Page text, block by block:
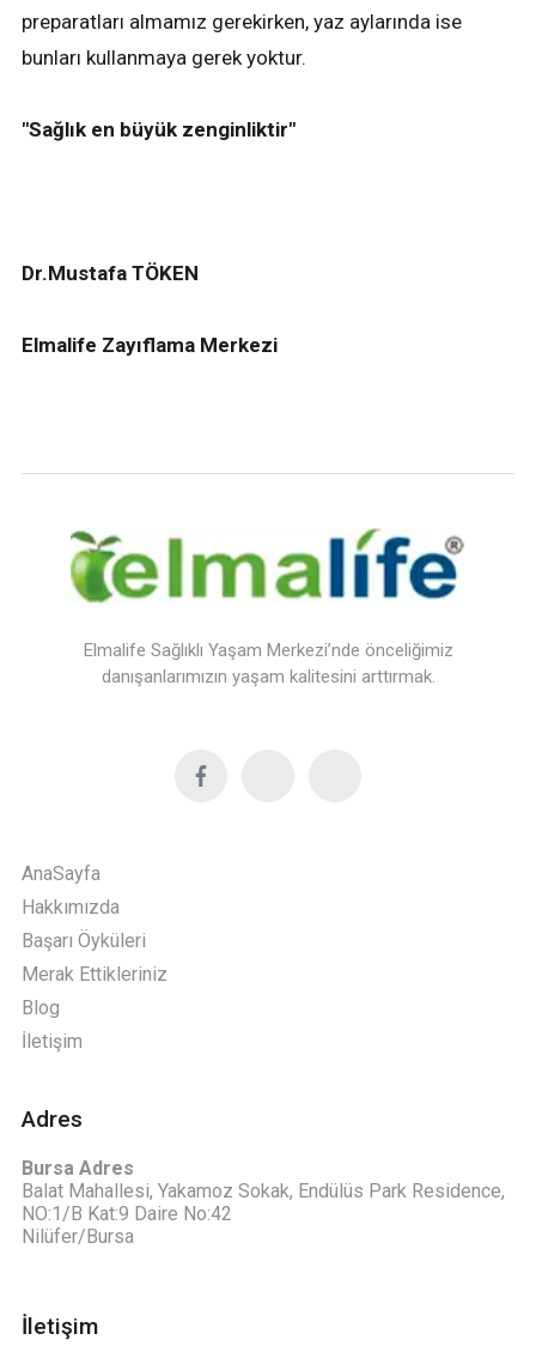
preparatları almamız gerekirken, yaz aylarında ise
bunları kullanmaya gerek yoktur.
"Sağlık en büyük zenginliktir"
Dr.Mustafa TÖKEN
Elmalife Zayıflama Merkezi
Elmalife Sağlıklı Yaşam Merkezi’nde önceliğimiz
danışanlarımızın yaşam kalitesini arttırmak.
AnaSayfa
Hakkımızda
Başarı Öyküleri
Merak Ettikleriniz
Blog
İletişim
Adres
Bursa Adres
Balat Mahallesi, Yakamoz Sokak, Endülüs Park Residence,
NO:1/B Kat:9 Daire No:42
Nilüfer/Bursa
İletişim